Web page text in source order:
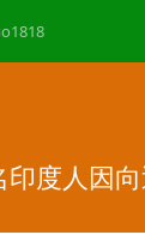
印度人因